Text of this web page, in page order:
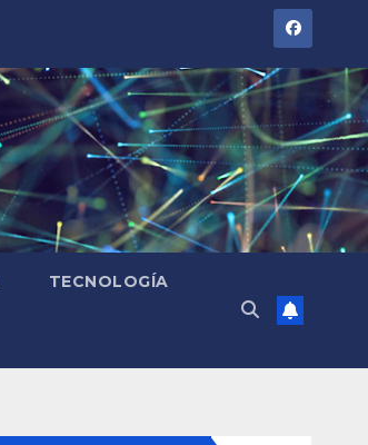
TECNOLOGÍA